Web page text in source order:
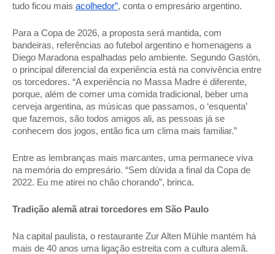
tudo ficou mais acolhedor”, conta o empresário argentino.
Para a Copa de 2026, a proposta será mantida, com
bandeiras, referências ao futebol argentino e homenagens a
Diego Maradona espalhadas pelo ambiente. Segundo Gastón,
o principal diferencial da experiência está na convivência entre
os torcedores. “A experiência no Massa Madre é diferente,
porque, além de comer uma comida tradicional, beber uma
cerveja argentina, as músicas que passamos, o ‘esquenta’
que fazemos, são todos amigos ali, as pessoas já se
conhecem dos jogos, então fica um clima mais familiar.”
Entre as lembranças mais marcantes, uma permanece viva
na memória do empresário. “Sem dúvida a final da Copa de
2022. Eu me atirei no chão chorando”, brinca.
Tradição alemã atrai torcedores em São Paulo
Na capital paulista, o restaurante Zur Alten Mühle mantém há
mais de 40 anos uma ligação estreita com a cultura alemã.